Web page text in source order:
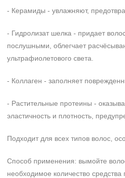
- Керамиды - увлажняют,
- Гидролизат шелка - придает
послушными, облегчает
ультрафиолетового света.
- Коллаген - заполняет
- Растительные протеины -
эластичность и плотность,
Подходит для всех типов волос,
Способ применения: вымойте
необходимое количество